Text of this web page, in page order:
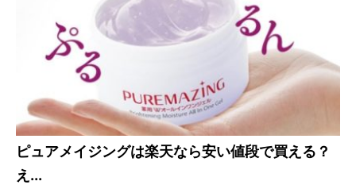
ピュアメイジングは楽天なら安い値段で買える？
え...